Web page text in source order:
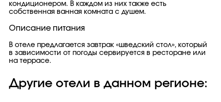
кондиционером. В каждом из них также есть
собственная ванная комната с душем.
Описание питания
В отеле предлагается завтрак «шведский стол», который
в зависимости от погоды сервируется в ресторане или
на террасе.
Другие отели в данном регионе: